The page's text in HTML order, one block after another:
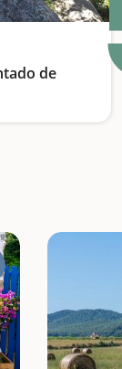
de
Una excursión para manejar la imaginación